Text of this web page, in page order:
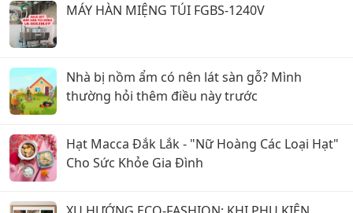
MÁY HÀN MIỆNG TÚI FGBS-1240V
Nhà bị nồm ẩm có nên lát sàn gỗ? Mình
thường hỏi thêm điều này trước
Hạt Macca Đắk Lắk - "Nữ Hoàng Các Loại Hạt"
Cho Sức Khỏe Gia Đình